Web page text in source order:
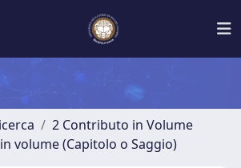
2 Contributo in Volume
volume (Capitolo o Saggio)